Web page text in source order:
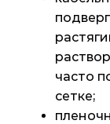
часто
сетке;